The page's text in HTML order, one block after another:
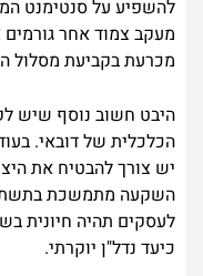
להשפיע על סנטימנט
מעקב צמוד אחר
מכרעת בקביעת מסלול
היבט חשוב נוסף שיש
הכלכלית של דובאי.
יש צורך להבטיח את
השקעה מתמשכת
לעסקים תהיה חיונית
כיעד נדל"ן יוקרתי.